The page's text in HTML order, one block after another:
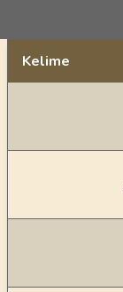
Kelime